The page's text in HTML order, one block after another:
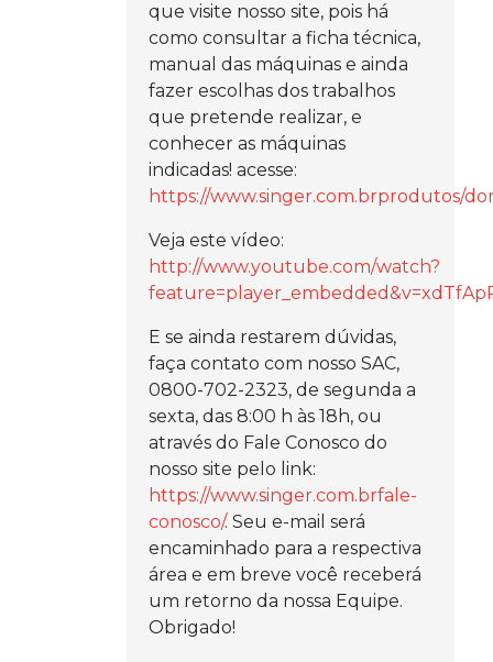
que visite nosso site, pois há
como consultar a ficha técnica,
manual das máquinas e ainda
fazer escolhas dos trabalhos
que pretende realizar, e
conhecer as máquinas
indicadas! acesse:
https://www.singer.com.brprodutos/
Veja este vídeo:
http://www.youtube.com/watch?
E se ainda restarem dúvidas,
faça contato com nosso SAC,
0800-702-2323, de segunda a
sexta, das 8:00 h às 18h, ou
através do Fale Conosco do
nosso site pelo link:
https://www.singer.com.brfale-
conosco/. Seu e-mail será
encaminhado para a respectiva
área e em breve você receberá
um retorno da nossa Equipe.
Obrigado!